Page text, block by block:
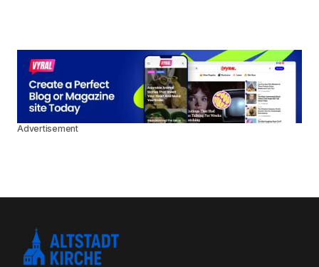
Advertisement